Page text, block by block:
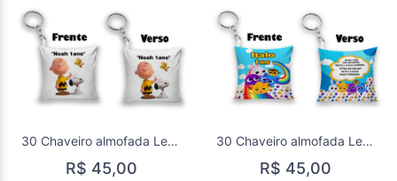
30 Chaveiro almofada Lembrancinha Charlen Brau
R$ 45,00
30 Chaveiro almofada Lembrancinha Bolofofos
R$ 45,00